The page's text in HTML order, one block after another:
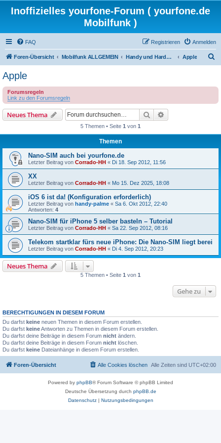
Inoffizielles yourfone-Forum ( yourfone.de
Mobilfunk )
FAQ Anmelden
Registrieren
Foren-Übersicht Mobilfunk ALLGEMEIN Handy und Hardware (Herstellerforen) Apple
e
Apple
Forumsregeln
Link zu den Forumsregeln
Neues Thema Suche
5 Themen • Seite 1 von 1
Themen
Nano-SIM auch bei yourfone.de
Letzter Beitrag von Corrado-HH « Di 18. Sep 2012, 11:56
XX
Letzter Beitrag von Corrado-HH « Mo 15. Dez 2025, 18:08
iOS 6 ist da! (Konfiguration erforderlich)
Letzter Beitrag von handy-palme « Sa 6. Okt 2012, 22:40
Antworten: 4
Nano-SIM für iPhone 5 selber basteln – Tutorial
Letzter Beitrag von Corrado-HH « Sa 22. Sep 2012, 08:16
Telekom startklar fürs neue iPhone: Die Nano-SIM liegt berei
Letzter Beitrag von Corrado-HH « Di 4. Sep 2012, 20:23
Neues Thema
5 Themen • Seite 1 von 1
Gehe zu
BERECHTIGUNGEN IN DIESEM FORUM
Du darfst keine neuen Themen in diesem Forum erstellen.
Du darfst keineAntworten zu Themen in diesem Forum erstellen.
Du darfst deine Beiträge in diesem Forum nicht ändern.
Du darfst deine Beiträge in diesem Forum nicht löschen.
Du darfst keine Dateianhänge in diesem Forum erstellen.
Foren-Übersicht Alle Zeiten sind UTC+02:00
Alle Cookies löschen
Powered by phpBB® Forum Software © phpBB Limited
Deutsche Übersetzung durch phpBB.de
Datenschutz| Nutzungsbedingungen